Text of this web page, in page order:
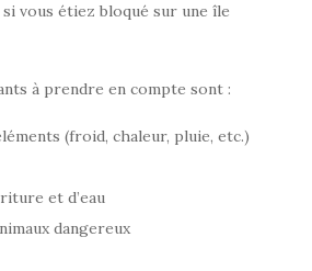
vous étiez bloqué sur une île
à prendre en compte sont :
(froid, chaleur, pluie, etc.)
et d’eau
dangereux